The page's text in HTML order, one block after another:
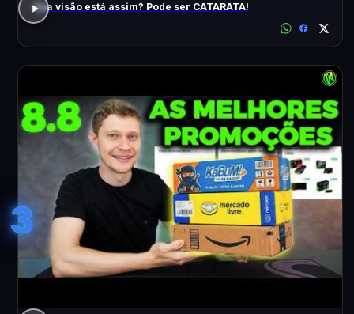
Sua visão está assim? Pode ser CATARATA!
3